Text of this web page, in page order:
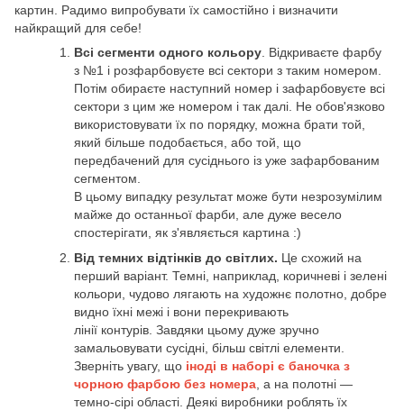
картин. Радимо випробувати їх самостійно і визначити
найкращий для себе!
Всі сегменти одного кольору . Відкриваєте фарбу
з №1 і розфарбовуєте всі сектори з таким номером.
Потім обираєте наступний номер і зафарбовуєте всі
сектори з цим же номером і так далі. Не обов'язково
використовувати їх по порядку, можна брати той,
який більше подобається, або той, що
передбачений для сусіднього із уже зафарбованим
сегментом.
В цьому випадку результат може бути незрозумілим
майже до останньої фарби, але дуже весело
спостерігати, як з'являється картина :)
Від темних відтінків до світлих. Це схожий на
перший варіант. Темні, наприклад, коричневі і зелені
кольори, чудово лягають на художнє полотно, добре
видно їхні межі і вони перекривають
лінії контурів. Завдяки цьому дуже зручно
замальовувати сусідні, більш світлі елементи.
Зверніть увагу, що іноді в наборі є баночка з
чорною фарбою без номера , а на полотні —
темно-сірі області. Деякі виробники роблять їх